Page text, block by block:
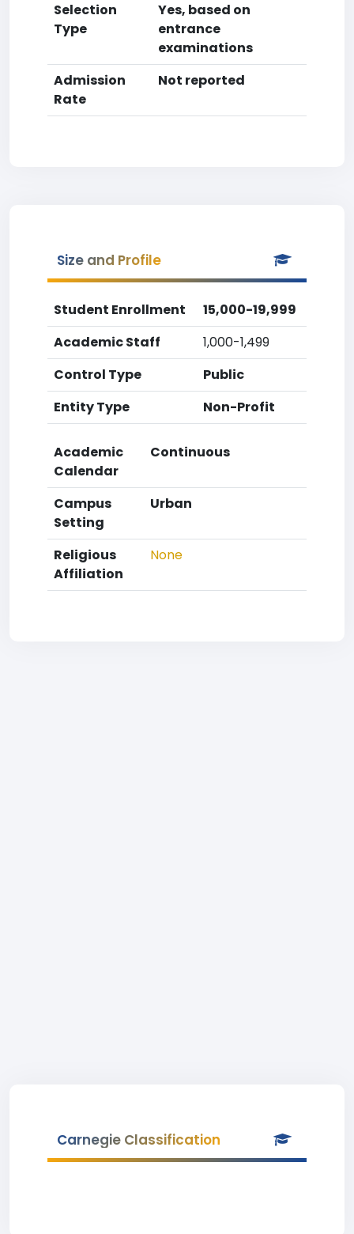
Selection
Type
Yes, based on
entrance
examinations
Admission
Rate
Not reported
Size and Profile
Student Enrollment
15,000-19,999
Academic Staff
1,000-1,499
Control Type
Public
Entity Type
Non-Profit
Academic
Calendar
Continuous
Campus
Setting
Urban
Religious
Affiliation
None
Carnegie Classification